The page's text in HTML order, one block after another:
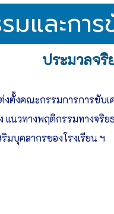
มและกา
ประมวลจริ
งตั้งคณะกรรมการการขับ
แนวทางพฤติกรรมทางจริ
มบุคลากรของโรงเรียน ฯ